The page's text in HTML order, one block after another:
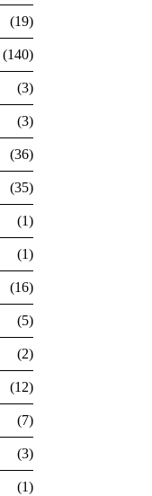
19
140
3
3
36
35
1
1
16
5
2
12
7
3
1